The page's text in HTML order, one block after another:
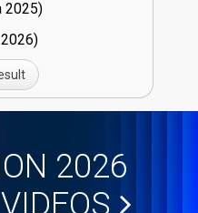
25)
26)
2026